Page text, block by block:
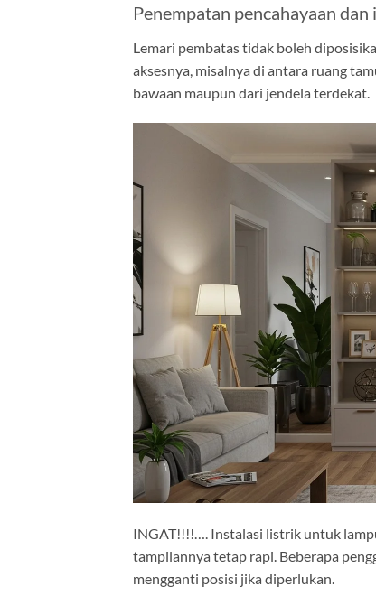
Penempatan pencahayaan dan
Lemari pembatas tidak boleh
aksesnya, misalnya di antara ruang
bawaan maupun dari jendela terdekat.
INGAT!!!!…. Instalasi listrik untuk
tampilannya tetap rapi. Beberapa
mengganti posisi jika diperlukan.